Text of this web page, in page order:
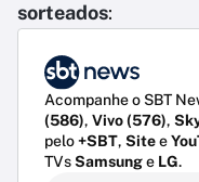
sorteados:
Acompanhe o SBT
(586), Vivo (576),
pelo+SBT, Sitee
TVsSamsunge LG.